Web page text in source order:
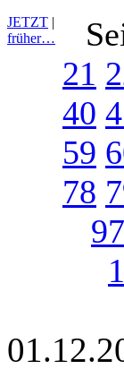
JETZT |
früher…
21
40
59
78
97